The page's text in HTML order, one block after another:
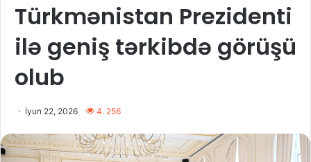
Türkmənistan Prezidenti
ilə geniş tərkibdə görüşü
olub
İyun 22, 2026 4. 256